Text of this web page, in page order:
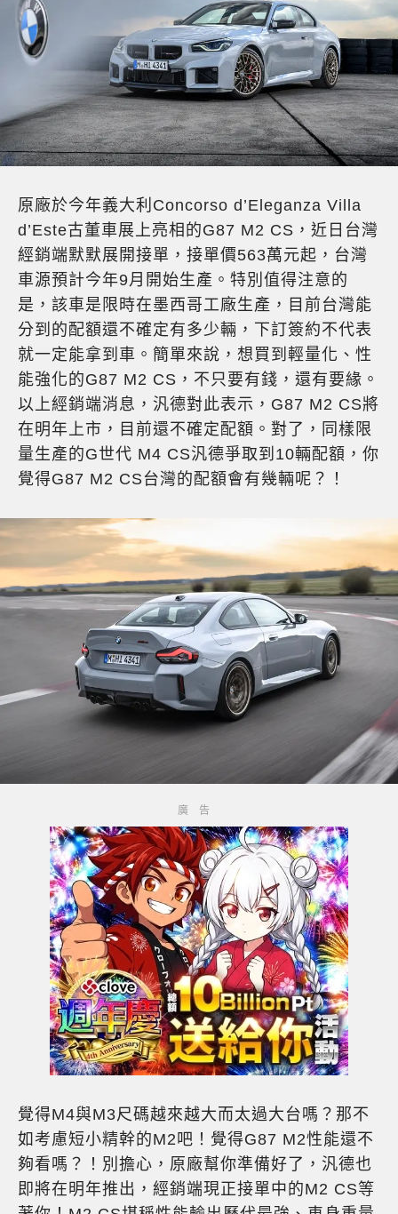
原廠於今年義大利Concorso d’Eleganza Villa
d’Este古董車展上亮相的G87 M2 CS，近日台灣
經銷端默默展開接單，接單價563萬元起，台灣
車源預計今年9月開始生產。特別值得注意的
是，該車是限時在墨西哥工廠生產，目前台灣能
分到的配額還不確定有多少輛，下訂簽約不代表
就一定能拿到車。簡單來說，想買到輕量化、性
能強化的G87 M2 CS，不只要有錢，還有要緣。
以上經銷端消息，汎德對此表示，G87 M2 CS將
在明年上市，目前還不確定配額。對了，同樣限
量生產的G世代 M4 CS汎德爭取到10輛配額，你
覺得G87 M2 CS台灣的配額會有幾輛呢？！
覺得M4與M3尺碼越來越大而太過大台嗎？那不
如考慮短小精幹的M2吧！覺得G87 M2性能還不
夠看嗎？！別擔心，原廠幫你準備好了，汎德也
即將在明年推出，經銷端現正接單中的M2 CS等